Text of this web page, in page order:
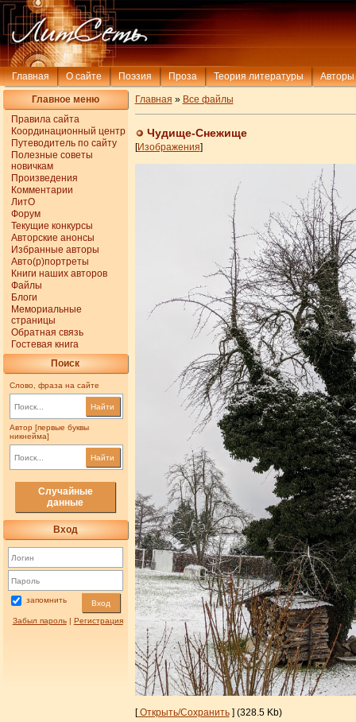
Главная О сайте Поэзия Проза Теория литературы Авторы
Главное меню
Правила сайта
Координационный центр
Путеводитель по сайту
Полезные советы
новичкам
Произведения
Комментарии
ЛитО
Форум
Текущие конкурсы
Авторские анонсы
Избранные авторы
Авто(р)портреты
Книги наших авторов
Файлы
Блоги
Мемориальные
страницы
Обратная связь
Гостевая книга
Поиск
Слово, фраза на сайте
Найти
Автор [первые буквы
никнейма]
Найти
Случайные
данные
Вход
запомнить Вход
Забыл пароль| Регистрация
Главная » Все файлы
Чудище-Снежище
[Изображения]
[Открыть/Сохранить] (328.5 Kb)